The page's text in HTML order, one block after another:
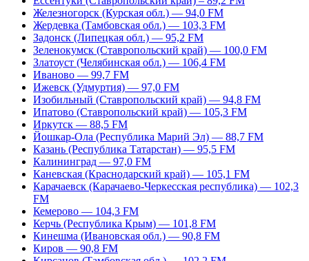
Железногорск (Курская обл.) — 94,0 FM
Жердевка (Тамбовская обл.) — 103,3 FM
Задонск (Липецкая обл.) — 95,2 FM
Зеленокумск (Ставропольский край) — 100,0 FM
Златоуст (Челябинская обл.) — 106,4 FM
Иваново — 99,7 FM
Ижевск (Удмуртия) — 97,0 FM
Изобильный (Ставропольский край) — 94,8 FM
Ипатово (Ставропольский край) — 105,3 FM
Иркутск — 88,5 FM
Йошкар-Ола (Республика Марий Эл) — 88,7 FM
Казань (Республика Татарстан) — 95,5 FM
Калининград — 97,0 FM
Каневская (Краснодарский край) — 105,1 FM
Карачаевск (Карачаево-Черкесская республика) — 102,3
FM
Кемерово — 104,3 FM
Керчь (Республика Крым) — 101,8 FM
Кинешма (Ивановская обл.) — 90,8 FM
Киров — 90,8 FM